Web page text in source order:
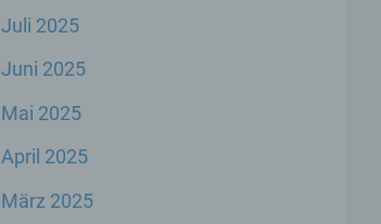
Juli 2025
Juni 2025
Mai 2025
April 2025
März 2025